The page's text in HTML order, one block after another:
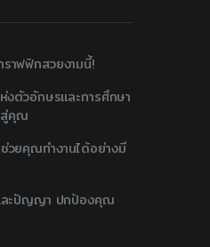
าฟฟิกสวยงามนี้!
งตัวอักษรและการศึกษา
สู่คุณ
วยคุณทำงานได้อย่างมี
และปัญญา ปกป้องคุณ